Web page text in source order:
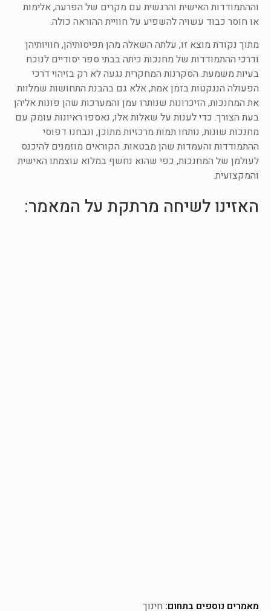
וההתמודדות האישית והרגשית עם מקרים של הפרעה, אלימות
או חוסר כבוד עשויה להשפיע על חוויית ההוראה כולה.
מתוך נקודת מוצא זו, עלתה השאלה מהן תפיסותיהן, חוויותיהן
ודרכי ההתמודדות של מחנכות כיתה בבתי ספר יסודיים לנוכח
בעיות משמעת. הסקרנות המחקרית נגעה לא רק בזיהוי דרכי
הפעולה הננקטות בזמן אמת, אלא גם בהבנת התחושות שמלוות
את המחנכות, הזיכרונות שנותרו עמן והמערכות שהן פונות אליהן
בעת הצורך. כדי לענות על שאלות אלו, נאספו ראיונות עומק עם
מחנכות שונות, נותחו תמות מרכזיות מתוכן, ונבחנו דפוסי
ההתמודדות והעמדות שהן מבטאות. הקוראים מוזמנים להיכנס
לעולמן של המחנכות, כפי שהוא נחשף במלוא עוצמתו האישית
והמקצועית.
האזינו לשיחה מרתקת על המאמר:
מאמרים נוספים בתחום: חינוך